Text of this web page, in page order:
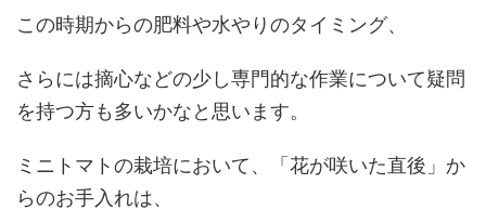
この時期からの肥料や水やりのタイミング、
さらには摘心などの少し専門的な作業について疑問
を持つ方も多いかなと思います。
ミニトマトの栽培において、「花が咲いた直後」か
らのお手入れは、